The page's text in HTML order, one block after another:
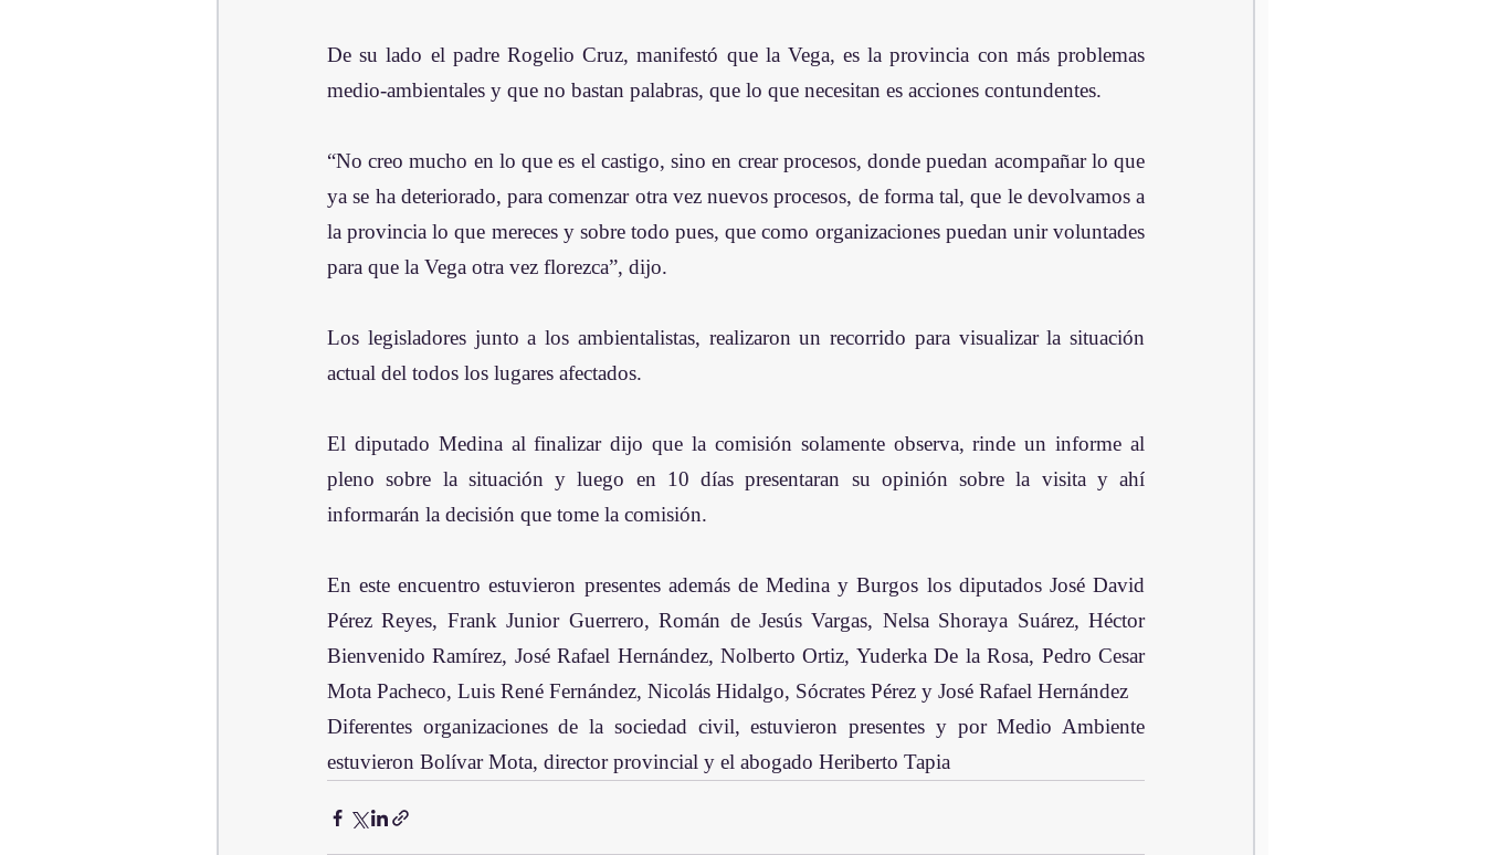
De su lado el padre Rogelio Cruz, manifestó que la Vega, es la provincia con más problemas
medio-ambientales y que no bastan palabras, que lo que necesitan es acciones contundentes.
“No creo mucho en lo que es el castigo, sino en crear procesos, donde puedan acompañar lo que
ya se ha deteriorado, para comenzar otra vez nuevos procesos, de forma tal, que le devolvamos a
la provincia lo que mereces y sobre todo pues, que como organizaciones puedan unir voluntades
para que la Vega otra vez florezca”, dijo.
Los legisladores junto a los ambientalistas, realizaron un recorrido para visualizar la situación
actual del todos los lugares afectados.
El diputado Medina al finalizar dijo que la comisión solamente observa, rinde un informe al
pleno sobre la situación y luego en 10 días presentaran su opinión sobre la visita y ahí
informarán la decisión que tome la comisión.
En este encuentro estuvieron presentes además de Medina y Burgos los diputados José David
Pérez Reyes, Frank Junior Guerrero, Román de Jesús Vargas, Nelsa Shoraya Suárez, Héctor
Bienvenido Ramírez, José Rafael Hernández, Nolberto Ortiz, Yuderka De la Rosa, Pedro Cesar
Mota Pacheco, Luis René Fernández, Nicolás Hidalgo, Sócrates Pérez y José Rafael Hernández
Diferentes organizaciones de la sociedad civil, estuvieron presentes y por Medio Ambiente
estuvieron Bolívar Mota, director provincial y el abogado Heriberto Tapia